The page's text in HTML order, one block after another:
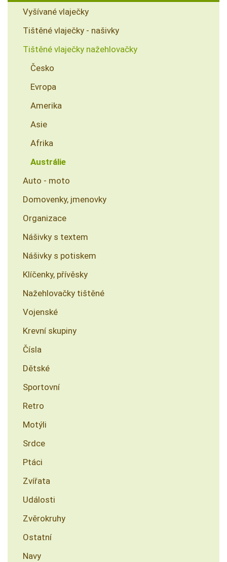
Vyšívané vlaječky
Tištěné vlaječky - našivky
Tištěné vlaječky nažehlovačky
Česko
Evropa
Amerika
Asie
Afrika
Austrálie
Auto - moto
Domovenky, jmenovky
Organizace
Nášivky s textem
Nášivky s potiskem
Klíčenky, přívěsky
Nažehlovačky tištěné
Vojenské
Krevní skupiny
Čísla
Dětské
Sportovní
Retro
Motýli
Srdce
Ptáci
Zvířata
Události
Zvěrokruhy
Ostatní
Navy